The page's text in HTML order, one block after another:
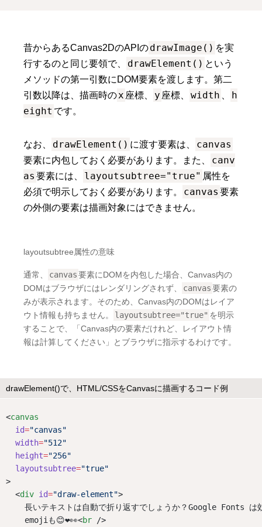
昔からあるCanvas2DのAPIのdrawImage() を実
行するのと同じ要領で、
drawElement() という
メソッドの第一引数にDOM要素を渡します。第二
引数以降は、描画時のx 座標、 y 座標、 width
h
eight です。
なお、 drawElement() に渡す要素は、 canvas
要素に内包しておく必要があります。また、
canv
as 要素には、 layoutsubtree="true" 属性を
必須で明示しておく必要があります。
canvas 要素
の外側の要素は描画対象にはできません。
layoutsubtree属性の意味
通常、 canvas要素にDOMを内包した場合、Canvas内の
DOMはブラウザにはレンダリングされず、
canvas要素の
みが表示されます。そのため、Canvas内のDOMはレイア
ウト情報も持ちません。
layoutsubtree="true" を明示
することで、「Canvas内の要素だけれど、レイアウト情
報は計算してください」とブラウザに指示するわけです。
drawElement()で、HTML/CSSをCanvasに描画するコード例
<canvas
id="canvas"
width="512"
height="256"
layoutsubtree="true"
>
  <
div id="draw-element">
長いテキストは自動で折り返すでしょうか？Google Fonts は
    emojiも😊❤️👀<
br />